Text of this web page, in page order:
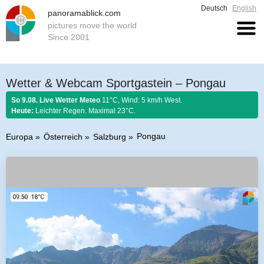
panoramablick.com
pictures move the world
Since 2001
Deutsch English
Wetter & Webcam Sportgastein – Pongau
So 9.08. Live Wetter Meteo 11°C, Wind: 5 km/h West.
Heute: Leichter Regen. Maximal 23°C.
Europa Österreich Salzburg Pongau